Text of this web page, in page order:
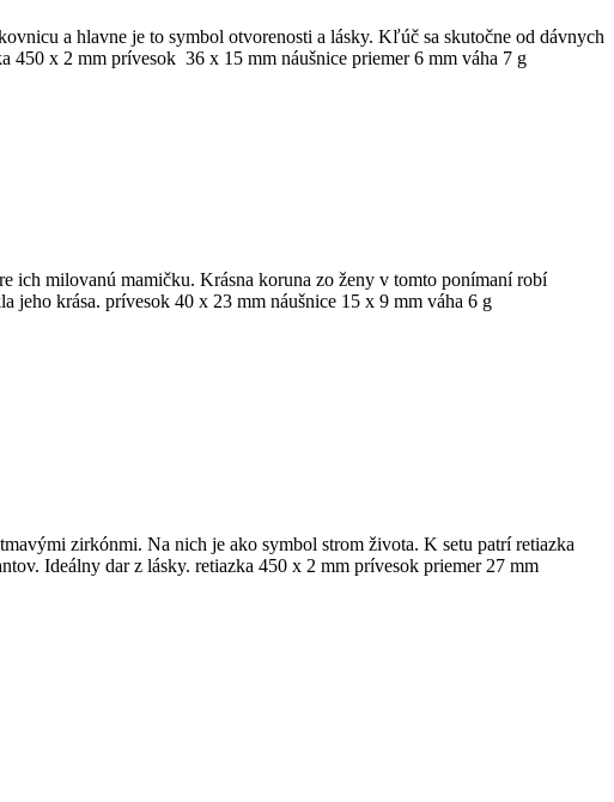
a hlavne je to symbol otvorenosti a lásky. Kľúč sa skutočne od dávnych
450 x 2 mm prívesok 36 x 15 mm náušnice priemer 6 mm váha 7 g
ich milovanú mamičku. Krásna koruna zo ženy v tomto ponímaní robí
jeho krása. prívesok 40 x 23 mm náušnice 15 x 9 mm váha 6 g
zirkónmi. Na nich je ako symbol strom života. K setu patrí retiazka
Ideálny dar z lásky. retiazka 450 x 2 mm prívesok priemer 27 mm